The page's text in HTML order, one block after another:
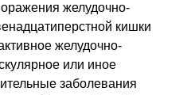
желудочно-
кишки
желудочно-
или иное
заболевания